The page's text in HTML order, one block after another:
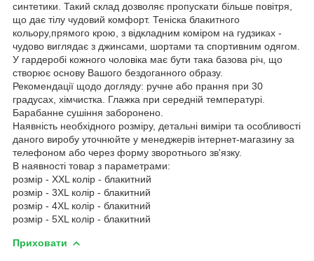
синтетики. Такий склад дозволяє пропускати більше повітря,
що дає тілу чудовий комфорт. Теніска блакитного
кольору,прямого крою, з відкладним коміром на гудзиках -
чудово виглядає з джинсами, шортами та спортивним одягом.
У гардеробі кожного чоловіка має бути така базова річ, що
створює основу Вашого бездоганного образу.
Рекомендації щодо догляду: ручне або прання при 30
градусах, хімчистка. Глажка при середній температурі.
Барабанне сушіння заборонено.
Наявність необхідного розміру, детальні виміри та особливості
даного виробу уточнюйте у менеджерів інтернет-магазину за
телефоном або через форму зворотнього зв'язку.
В наявності товар з параметрами:
розмір - XXL колір - блакитний
розмір - 3XL колір - блакитний
розмір - 4XL колір - блакитний
розмір - 5XL колір - блакитний
Приховати